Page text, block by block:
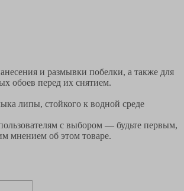
и размывки побелки, а также для
обоев перед их снятием.
липы, стойкого к водной среде
с выбором — будьте первым,
мнением об этом товаре.